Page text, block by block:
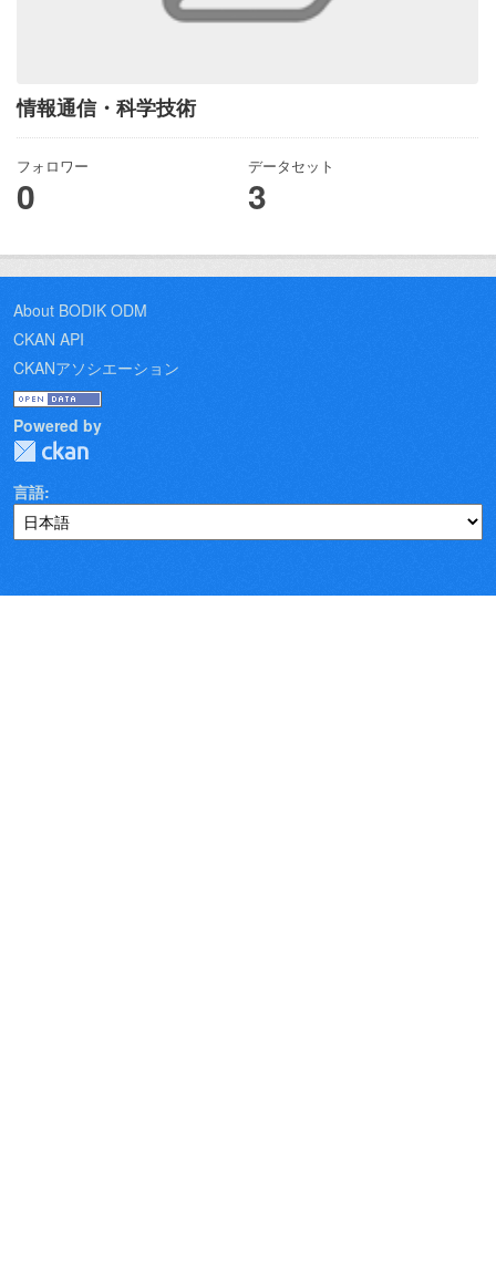
情報通信・科学技術
フォロワー
0
データセット
3
About BODIK ODM
CKAN API
CKANアソシエーション
Powered by
言語